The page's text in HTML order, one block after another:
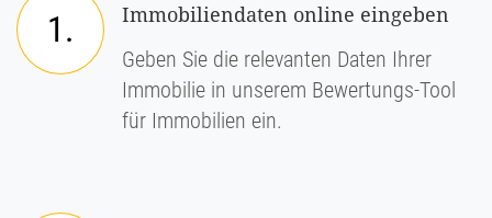
1.
Immobiliendaten online eingeben
Geben Sie die relevanten Daten Ihrer
Immobilie in unserem Bewertungs-Tool
für Immobilien ein.